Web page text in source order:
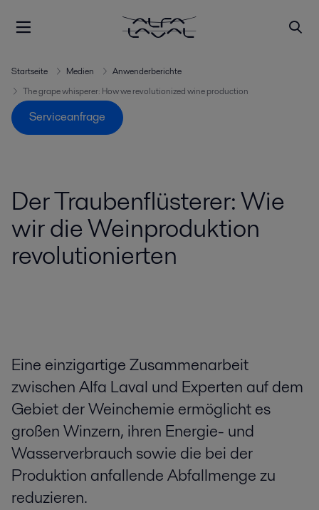
Startseite Medien
Anwenderberichte
The grape whisperer: How we revolutionized wine production
Serviceanfrage
Der Traubenflüsterer: Wie
wir die Weinproduktion
revolutionierten
Eine einzigartige Zusammenarbeit
zwischen Alfa Laval und Experten auf dem
Gebiet der Weinchemie ermöglicht es
großen Winzern, ihren Energie- und
Wasserverbrauch sowie die bei der
Produktion anfallende Abfallmenge zu
reduzieren.